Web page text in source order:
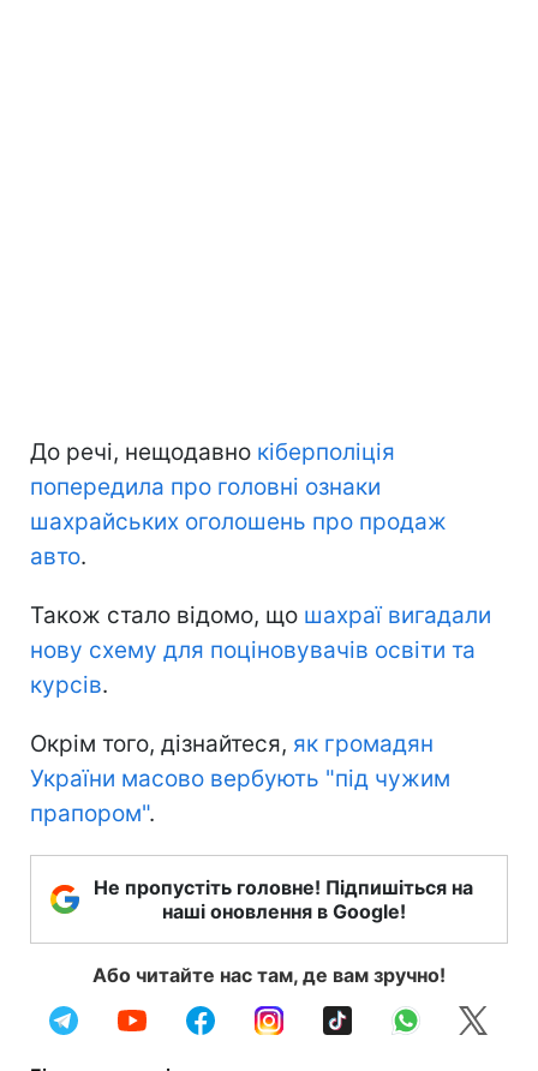
До речі, нещодавно кіберполіція
попередила про головні ознаки
шахрайських оголошень про продаж
авто.
Також стало відомо, що шахраї вигадали
нову схему для поціновувачів освіти та
курсів.
Окрім того, дізнайтеся, як громадян
України масово вербують "під чужим
прапором".
Не пропустіть головне! Підпишіться на
наші оновлення в Google!
Або читайте нас там, де вам зручно!